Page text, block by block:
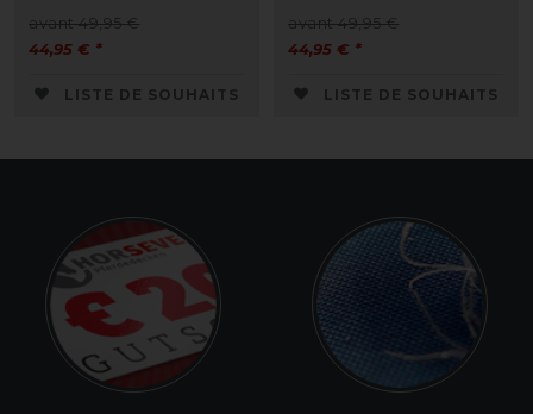
avant 49,95 €
44,95 € *
LISTE DE SOUHAITS
avant 49,95 €
44,95 € *
LISTE DE SOUHAITS